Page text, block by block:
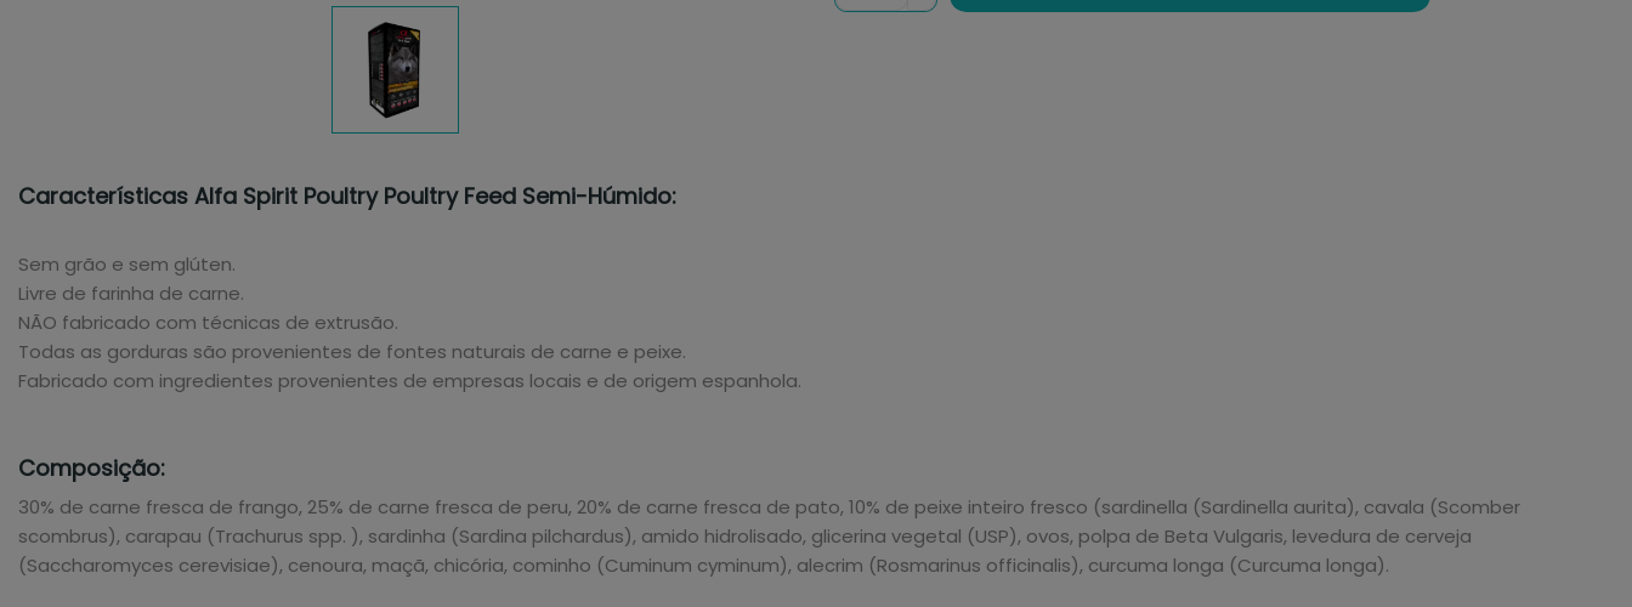
Características Alfa Spirit Poultry Poultry Feed Semi-Húmido:
Sem grão e sem glúten.
Livre de farinha de carne.
NÃO fabricado com técnicas de extrusão.
Todas as gorduras são provenientes de fontes naturais de carne e peixe.
Fabricado com ingredientes provenientes de empresas locais e de origem espanhola.
Composição:
30% de carne fresca de frango, 25% de carne fresca de peru, 20% de carne fresca de pato, 10% de peixe inteiro fresco (sardinella (Sardinella aurita), cavala (Scomber
scombrus), carapau (Trachurus spp. ), sardinha (Sardina pilchardus), amido hidrolisado, glicerina vegetal (USP), ovos, polpa de Beta Vulgaris, levedura de cerveja
(Saccharomyces cerevisiae), cenoura, maçã, chicória, cominho (Cuminum cyminum), alecrim (Rosmarinus officinalis), curcuma longa (Curcuma longa).